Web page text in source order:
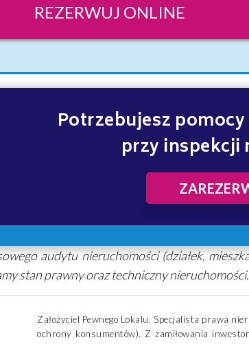
REZERWUJ ONLINE
Potrzebujesz
przy inspekcji
audytu nieruchomości (działek,
stan prawny oraz techniczny
Założyciel Pewnego Lokalu. Specjalista prawa
ochrony konsumentów). Z zamiłowania